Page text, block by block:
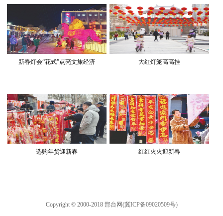
新春灯会“花式”点亮文旅经济 大红灯笼高高挂
选购年货迎新春 红红火火迎新春